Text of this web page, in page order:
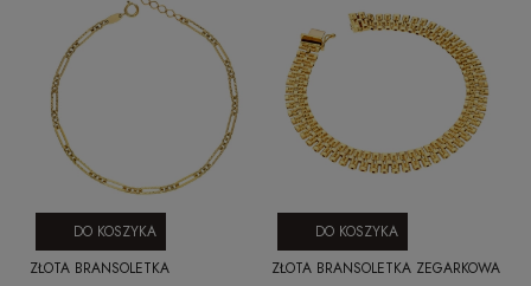
ZŁOTA BRANSOLETKA
DO KOSZYKA
ZŁOTA BRANSOLETKA ZEGARKOWA
DO KOSZYKA